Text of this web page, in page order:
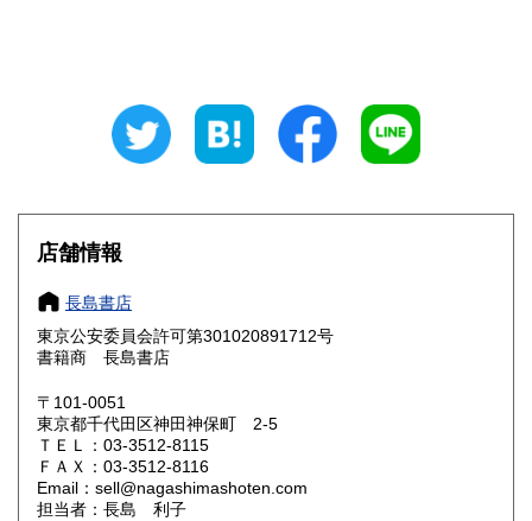
600円 静岡県
奈良県 600円 和歌山県
岡山県 600円
山口県 600円 徳島県
店舗情報
長島書店
東京公安委員会許可第301020891712号
書籍商 長島書店
〒101-0051
東京都千代田区神田神保町 2-5
ＴＥＬ：03-3512-8115
ＦＡＸ：03-3512-8116
Email：sell@nagashimashoten.com
担当者：長島 利子